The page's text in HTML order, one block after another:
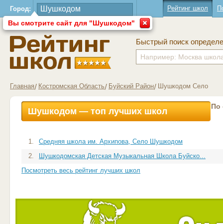
Город:
Вы смотрите сайт для "Шушкодом"
Рейтинг школ
Быстрый поиск
Главная Костромская Область Буйский Район Шушкодом Село
Шушкодом — топ лучших школ По
1.
Средняя школа им. Архипова, Село Шушкодом
2.
Шушкодомская Детская Музыкальная Школа Буйско...
Посмотреть весь рейтинг лучших школ